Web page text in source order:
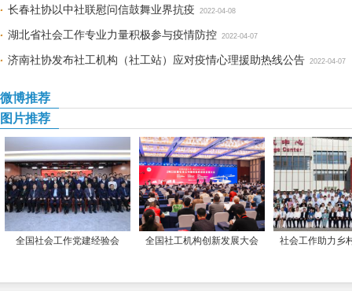
长春社协以中社联慰问信鼓舞业界抗疫 2022-04-08
湖北省社会工作专业力量积极参与疫情防控 2022-04-07
济南社协发布社工机构（社工站）应对疫情心理援助热线公告 2022-04-07
微博推荐
图片推荐
全国社会工作党建经验会 全国社工机构创新发展大会 社会工作助力乡